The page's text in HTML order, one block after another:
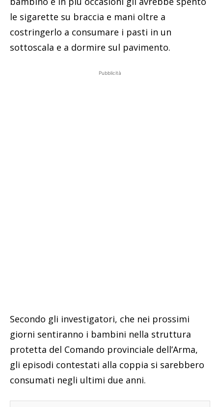
le sigarette su braccia e mani oltre a
costringerlo a consumare i pasti in un
sottoscala e a dormire sul pavimento.
Pubblicità
Secondo gli investigatori, che nei prossimi
giorni sentiranno i bambini nella struttura
protetta del Comando provinciale dell’Arma,
gli episodi contestati alla coppia si sarebbero
consumati negli ultimi due anni.